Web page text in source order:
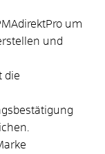
um
und
die